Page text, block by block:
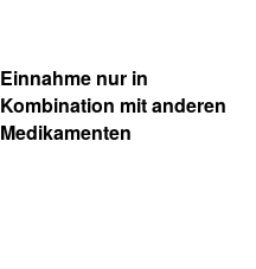
Einnahme nur in
Kombination mit anderen
Medikamenten